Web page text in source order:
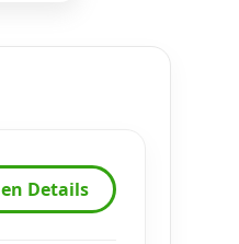
Details